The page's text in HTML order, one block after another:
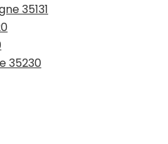
35131
35230